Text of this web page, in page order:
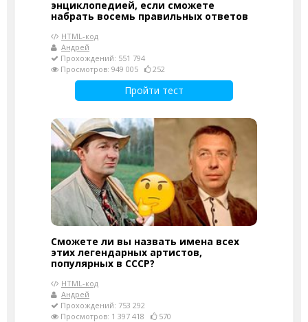
энциклопедией, если сможете
набрать восемь правильных ответов
HTML-код
Андрей
Прохождений: 551 794
Просмотров: 949 005
252
Пройти тест
Сможете ли вы назвать имена всех
этих легендарных артистов,
популярных в СССР?
HTML-код
Андрей
Прохождений: 753 292
Просмотров: 1 397 418
570